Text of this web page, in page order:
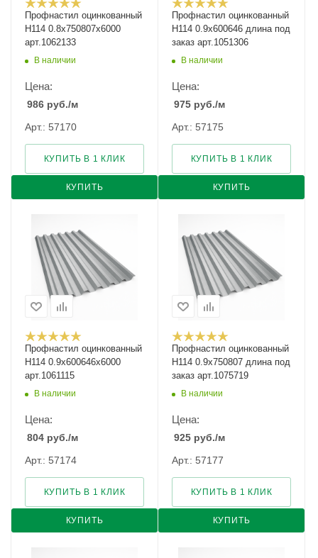
Профнастил оцинкованный
Н114 0.8х750807х6000
арт.1062133
В наличии
Цена:
986 руб./м
Арт.: 57170
КУПИТЬ
КУПИТЬ В 1 КЛИК
Профнастил оцинкованный
Н114 0.9х600646 длина под
заказ арт.1051306
В наличии
Цена:
975 руб./м
Арт.: 57175
КУПИТЬ
КУПИТЬ В 1 КЛИК
Профнастил оцинкованный
Н114 0.9х600646х6000
арт.1061115
В наличии
Цена:
804 руб./м
Арт.: 57174
КУПИТЬ
КУПИТЬ В 1 КЛИК
Профнастил оцинкованный
Н114 0.9х750807 длина под
заказ арт.1075719
В наличии
Цена:
925 руб./м
Арт.: 57177
КУПИТЬ
КУПИТЬ В 1 КЛИК